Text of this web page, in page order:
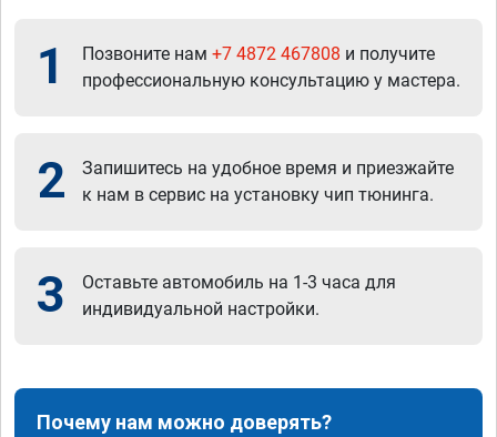
1 Позвоните нам +7 4872 467808 и получите
профессиональную консультацию у мастера.
2
Запишитесь на удобное время и приезжайте
к нам в сервис на установку чип тюнинга.
3
Оставьте автомобиль на 1-3 часа для
индивидуальной настройки.
Почему нам можно доверять?